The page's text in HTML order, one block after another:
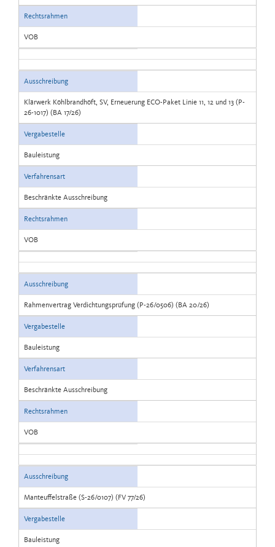
Rechtsrahmen
VOB
Ausschreibung
Klärwerk Köhlbrandhöft, SV, Erneuerung ECO-Paket Linie 11, 12 und 13 (P-
26-1017) (BA 17/26)
Vergabestelle
Bauleistung
Verfahrensart
Beschränkte Ausschreibung
Rechtsrahmen
VOB
Ausschreibung
Rahmenvertrag Verdichtungsprüfung (P-26/0506) (BA 20/26)
Vergabestelle
Bauleistung
Verfahrensart
Beschränkte Ausschreibung
Rechtsrahmen
VOB
Ausschreibung
Manteuffelstraße (S-26/0107) (FV 77/26)
Vergabestelle
Bauleistung